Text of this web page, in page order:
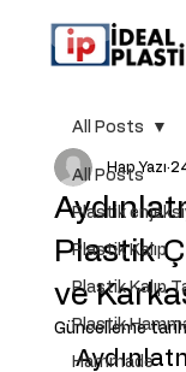
All Posts
Plastik
Plastik Kalıp
Plastik Kalıp
Plastik
Hammade
All Posts
Plastik
ve
Hap Yazı
Güncelleme